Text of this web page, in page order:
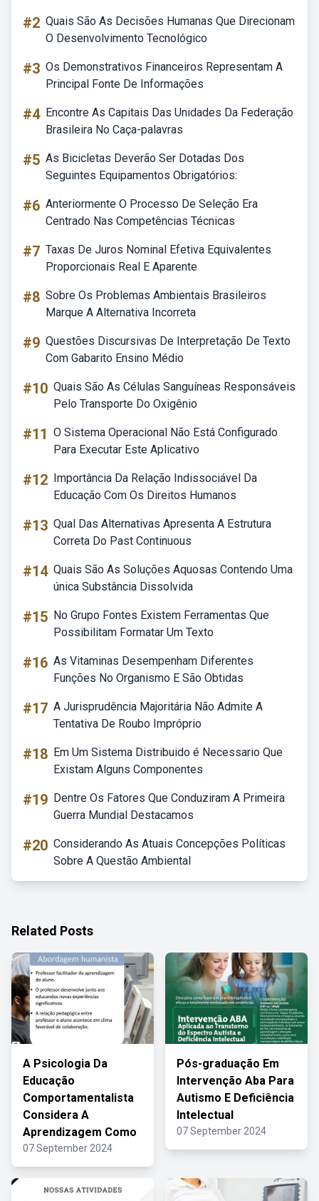
#2 Quais São As Decisões Humanas Que Direcionam
O Desenvolvimento Tecnológico
#3 Os Demonstrativos Financeiros Representam A
Principal Fonte De Informações
#4 Encontre As Capitais Das Unidades Da Federação
Brasileira No Caça-palavras
#5 As Bicicletas Deverão Ser Dotadas Dos
Seguintes Equipamentos Obrigatórios:
#6 Anteriormente O Processo De Seleção Era
Centrado Nas Competências Técnicas
#7 Taxas De Juros Nominal Efetiva Equivalentes
Proporcionais Real E Aparente
#8 Sobre Os Problemas Ambientais Brasileiros
Marque A Alternativa Incorreta
#9 Questões Discursivas De Interpretação De Texto
Com Gabarito Ensino Médio
#10 Quais São As Células Sanguíneas Responsáveis
Pelo Transporte Do Oxigênio
#11 O Sistema Operacional Não Está Configurado
Para Executar Este Aplicativo
#12 Importância Da Relação Indissociável Da
Educação Com Os Direitos Humanos
#13 Qual Das Alternativas Apresenta A Estrutura
Correta Do Past Continuous
#14 Quais São As Soluções Aquosas Contendo Uma
única Substância Dissolvida
#15 No Grupo Fontes Existem Ferramentas Que
Possibilitam Formatar Um Texto
#16 As Vitaminas Desempenham Diferentes
Funções No Organismo E São Obtidas
#17 A Jurisprudência Majoritária Não Admite A
Tentativa De Roubo Impróprio
#18 Em Um Sistema Distribuido é Necessario Que
Existam Alguns Componentes
#19 Dentre Os Fatores Que Conduziram A Primeira
Guerra Mundial Destacamos
#20 Considerando As Atuais Concepções Políticas
Sobre A Questão Ambiental
Related Posts
A Psicologia Da
Educação
Comportamentalista
Considera A
Aprendizagem Como
07 September 2024
Pós-graduação Em
Intervenção Aba Para
Autismo E Deficiência
Intelectual
07 September 2024